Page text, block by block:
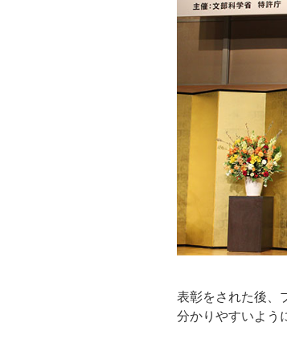
表彰をされた後、
分かりやすいよう